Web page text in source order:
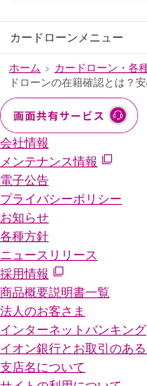
カードローンメニュー
ホーム >カードローン・各
ドローンの在籍確認とは？
会社情報
メンテナンス情報
電子公告
プライバシーポリシー
お知らせ
各種方針
ニュースリリース
採用情報
商品概要説明書一覧
法人のお客さま
インターネットバンキング
イオン銀行とお取引のあ
支店名について